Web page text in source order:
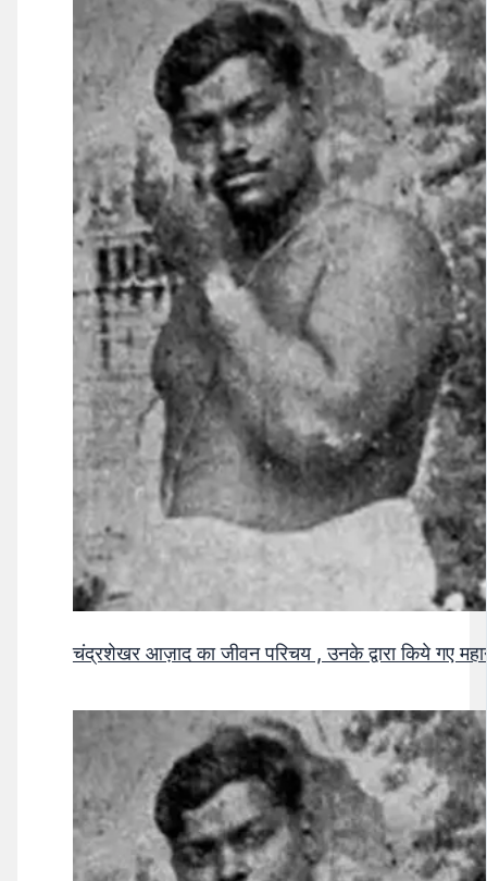
चंद्रशेखर आज़ाद का जीवन परिचय , उनके द्वारा किये गए